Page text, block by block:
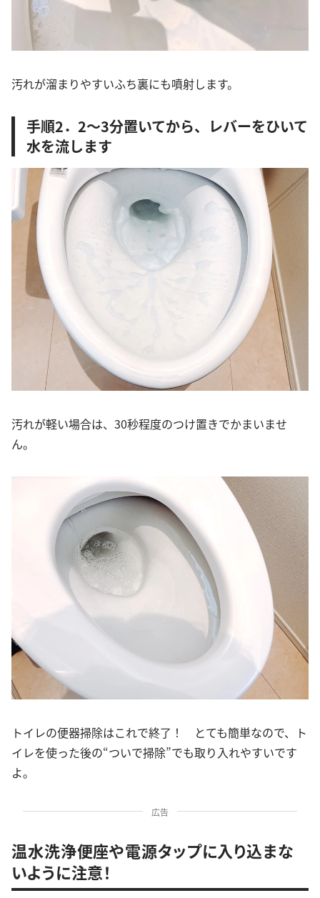
汚れが溜まりやすいふち裏にも噴射します。
手順2．2～3分置いてから、レバーをひいて
水を流します
汚れが軽い場合は、30秒程度のつけ置きでかまいませ
ん。
トイレの便器掃除はこれで終了！ とても簡単なので、ト
イレを使った後の“ついで掃除”でも取り入れやすいです
よ。
広告
温水洗浄便座や電源タップに入り込まな
いように注意！